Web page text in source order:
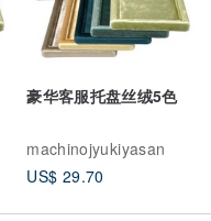
豪华客服托盘丝绒5色
machinojyukiyasan
US$ 29.70